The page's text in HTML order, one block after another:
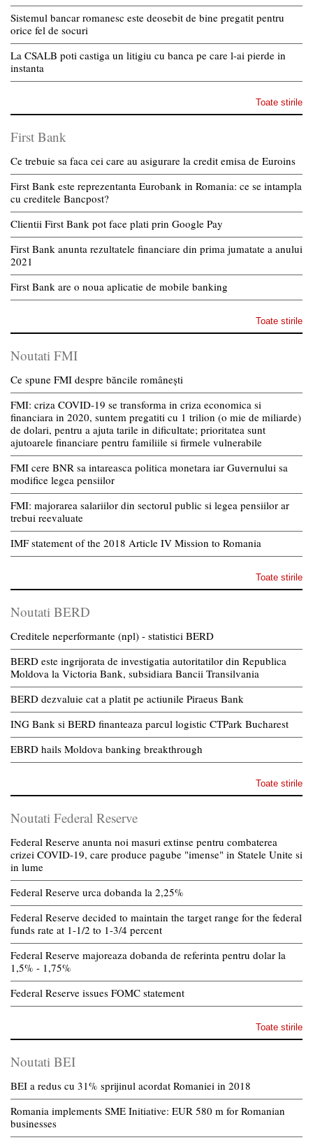
Sistemul bancar romanesc este deosebit de bine pregatit pentru
orice fel de socuri
La CSALB poti castiga un litigiu cu banca pe care l-ai pierde in
instanta
Toate stirile
First Bank
Ce trebuie sa faca cei care au asigurare la credit emisa de Euroins
First Bank este reprezentanta Eurobank in Romania: ce se intampla
cu creditele Bancpost?
Clientii First Bank pot face plati prin Google Pay
First Bank anunta rezultatele financiare din prima jumatate a anului
2021
First Bank are o noua aplicatie de mobile banking
Toate stirile
Noutati FMI
Ce spune FMI despre băncile românești
FMI: criza COVID-19 se transforma in criza economica si
financiara in 2020, suntem pregatiti cu 1 trilion (o mie de miliarde)
de dolari, pentru a ajuta tarile in dificultate; prioritatea sunt
ajutoarele financiare pentru familiile si firmele vulnerabile
FMI cere BNR sa intareasca politica monetara iar Guvernului sa
modifice legea pensiilor
FMI: majorarea salariilor din sectorul public si legea pensiilor ar
trebui reevaluate
IMF statement of the 2018 Article IV Mission to Romania
Toate stirile
Noutati BERD
Creditele neperformante (npl) - statistici BERD
BERD este ingrijorata de investigatia autoritatilor din Republica
Moldova la Victoria Bank, subsidiara Bancii Transilvania
BERD dezvaluie cat a platit pe actiunile Piraeus Bank
ING Bank si BERD finanteaza parcul logistic CTPark Bucharest
EBRD hails Moldova banking breakthrough
Toate stirile
Noutati Federal Reserve
Federal Reserve anunta noi masuri extinse pentru combaterea
crizei COVID-19, care produce pagube "imense" in Statele Unite si
in lume
Federal Reserve urca dobanda la 2,25%
Federal Reserve decided to maintain the target range for the federal
funds rate at 1-1/2 to 1-3/4 percent
Federal Reserve majoreaza dobanda de referinta pentru dolar la
1,5% - 1,75%
Federal Reserve issues FOMC statement
Toate stirile
Noutati BEI
BEI a redus cu 31% sprijinul acordat Romaniei in 2018
Romania implements SME Initiative: EUR 580 m for Romanian
businesses